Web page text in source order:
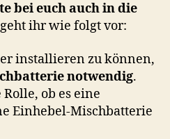
bei euch auch in die
ihr wie folgt vor:
installieren zu können,
notwendig.
ob es eine
Einhebel-Mischbatterie